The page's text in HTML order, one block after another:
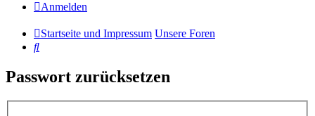
Anmelden
Startseite und Impressum Unsere Foren
Suche
Passwort zurücksetzen